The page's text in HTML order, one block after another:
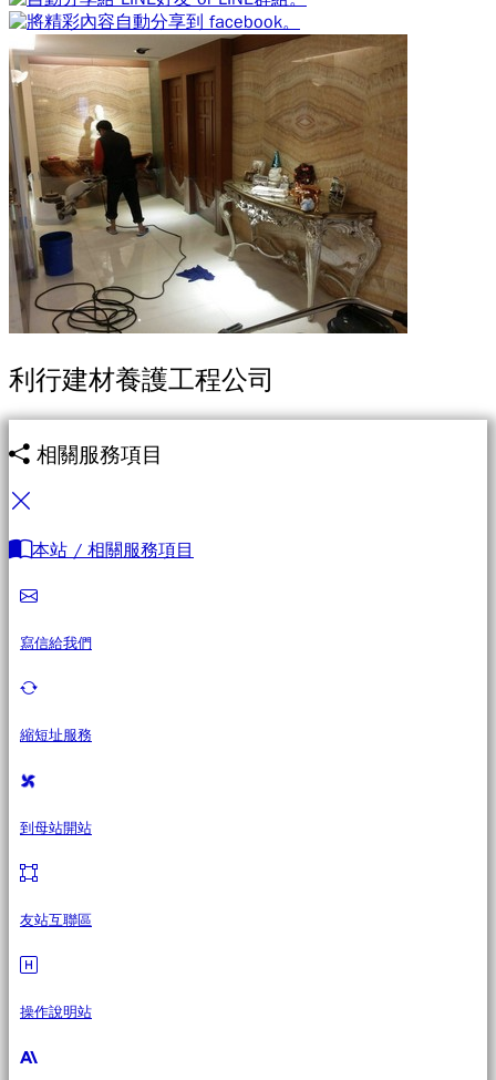
利行建材養護工程公司
相關服務項目
本站 / 相關服務項目
寫信給我們
縮短址服務
到母站開站
友站互聯區
操作說明站